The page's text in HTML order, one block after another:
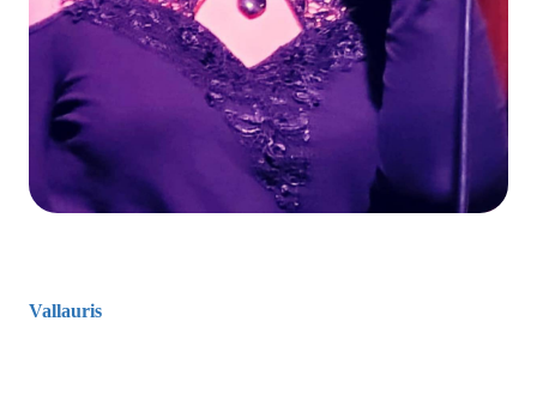
Vallauris